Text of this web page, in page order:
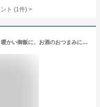
ト (1件) >
日本料理 浅草今半 牛肉佃煮詰合せ 暖かい御飯に、お酒のおつまみに 惣菜ギフト 珍味 出産内祝い 結婚内祝い 内祝い お返し 快気祝い 御祝い 快気祝い 香典返し 法事 お供え 誕生日粗供養 満中陰志 ご挨拶 コンペ 景品 粗品 のし包装無 [ お祝い返し 母の日 父の日 ]